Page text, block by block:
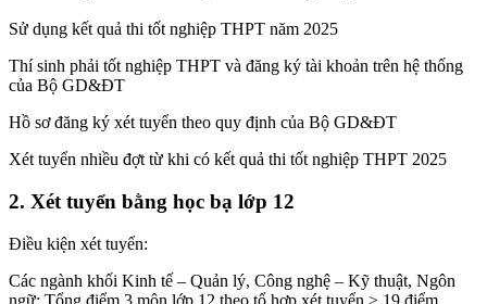
Sử dụng kết quả thi tốt nghiệp THPT năm 2025
Thí sinh phải tốt nghiệp THPT và đăng ký tài khoản trên hệ thống
của Bộ GD&ĐT
Hồ sơ đăng ký xét tuyển theo quy định của Bộ GD&ĐT
Xét tuyển nhiều đợt từ khi có kết quả thi tốt nghiệp THPT 2025
2. Xét tuyển bằng học bạ lớp 12
Điều kiện xét tuyển:
Các ngành khối Kinh tế – Quản lý, Công nghệ – Kỹ thuật, Ngôn
ngữ: Tổng điểm 3 môn lớp 12 theo tổ hợp xét tuyển ≥ 19 điểm